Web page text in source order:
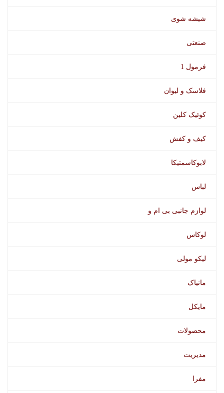
شیشه شوی
صنعتی
فرمول 1
فلاسک و لیوان
کوئیک کلین
کیف و کفش
لابوکاسمتیکا
لباس
لوازم جانبی بی ام و
لوکاس
لیکو مولی
مانیاک
مایکل
محصولات
مدیریت
مفرا